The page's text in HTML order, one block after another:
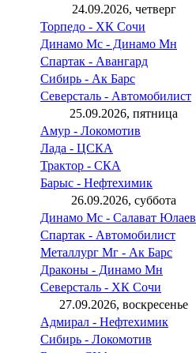
24.09.2026, четверг
Торпедо - ХК Сочи
Динамо Мс - Динамо Мн
Спартак - Авангард
Сибирь - Ак Барс
Северсталь - Автомобилист
25.09.2026, пятница
Амур - Локомотив
Лада - ЦСКА
Трактор - СКА
Барыс - Нефтехимик
26.09.2026, суббота
Динамо Мс - Салават Юлаев
Спартак - Автомобилист
Металлург Мг - Ак Барс
Драконы - Динамо Мн
Северсталь - ХК Сочи
27.09.2026, воскресенье
Адмирал - Нефтехимик
Сибирь - Локомотив